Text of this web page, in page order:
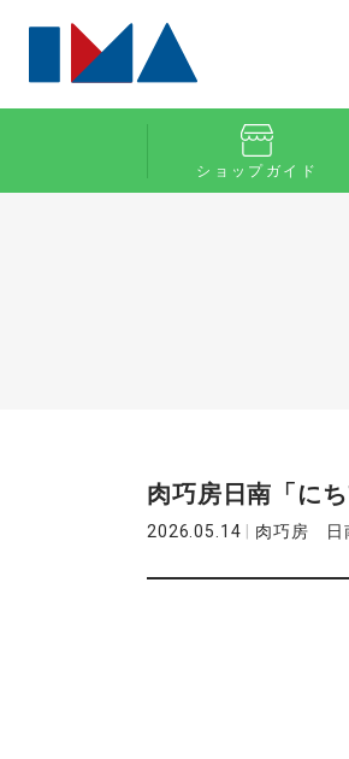
ショップガイド
肉巧房日南「にち
2026.05.14 肉巧房 日